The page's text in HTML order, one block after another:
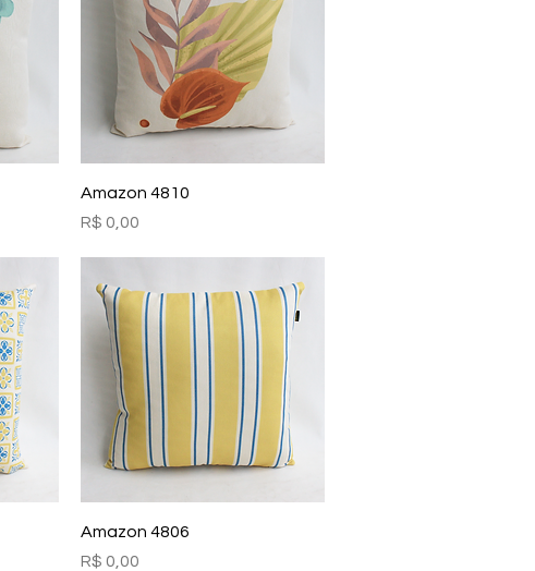
Visualização rápida
Amazon 4810
Preço
R$ 0,00
Visualização rápida
Amazon 4806
Preço
R$ 0,00